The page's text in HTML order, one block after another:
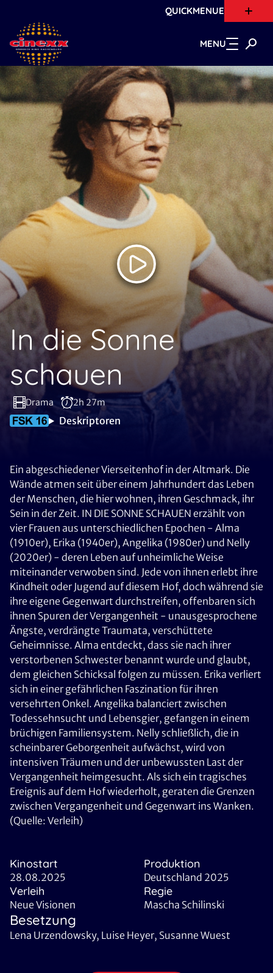
Zum Hauptinhalt springen
QUICKMENUE
MENU
In die Sonne
schauen
Drama 2h 27m
Deskriptoren
Ein abgeschiedener Vierseitenhof in der Altmark. Die
Wände atmen seit über einem Jahrhundert das Leben
der Menschen, die hier wohnen, ihren Geschmack, ihr
Sein in der Zeit. IN DIE SONNE SCHAUEN erzählt von
vier Frauen aus unterschiedlichen Epochen - Alma
(1910er), Erika (1940er), Angelika (1980er) und Nelly
(2020er) - deren Leben auf unheimliche Weise
miteinander verwoben sind. Jede von ihnen erlebt ihre
Kindheit oder Jugend auf diesem Hof, doch während sie
ihre eigene Gegenwart durchstreifen, offenbaren sich
ihnen Spuren der Vergangenheit - unausgesprochene
Ängste, verdrängte Traumata, verschüttete
Geheimnisse. Alma entdeckt, dass sie nach ihrer
verstorbenen Schwester benannt wurde und glaubt,
dem gleichen Schicksal folgen zu müssen. Erika verliert
sich in einer gefährlichen Faszination für ihren
versehrten Onkel. Angelika balanciert zwischen
Todessehnsucht und Lebensgier, gefangen in einem
brüchigen Familiensystem. Nelly schließlich, die in
scheinbarer Geborgenheit aufwächst, wird von
intensiven Träumen und der unbewussten Last der
Vergangenheit heimgesucht. Als sich ein tragisches
Ereignis auf dem Hof wiederholt, geraten die Grenzen
zwischen Vergangenheit und Gegenwart ins Wanken.
(Quelle: Verleih)
Kinostart
28.08.2025
Produktion
Deutschland 2025
Verleih
Neue Visionen
Regie
Mascha Schilinski
Besetzung
Lena Urzendowsky, Luise Heyer, Susanne Wuest